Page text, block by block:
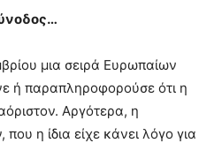
μια σειρά Ευρωπαίων
ή παραπληροφορούσε ότι η
Αργότερα, η
η ίδια είχε κάνει λόγο για